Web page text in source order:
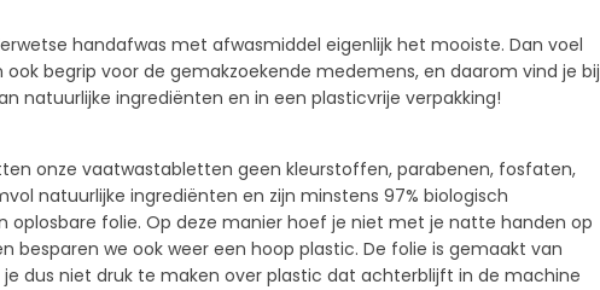
handafwas met afwasmiddel eigenlijk het mooiste. Dan voel
begrip voor de gemakzoekende medemens, en daarom vind je bij
natuurlijke ingrediënten en in een plasticvrije verpakking!
onze vaatwastabletten geen kleurstoffen, parabenen, fosfaten,
natuurlijke ingrediënten en zijn minstens 97% biologisch
folie. Op deze manier hoef je niet met je natte handen op
besparen we ook weer een hoop plastic. De folie is gemaakt van
dus niet druk te maken over plastic dat achterblijft in de machine